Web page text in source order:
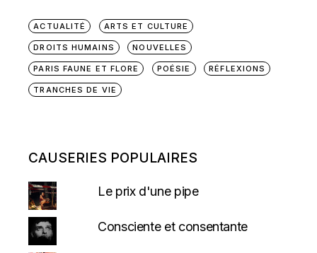
ACTUALITÉ ARTS ET CULTURE
DROITS HUMAINS NOUVELLES
PARIS FAUNE ET FLORE POÉSIE RÉFLEXIONS
TRANCHES DE VIE
CAUSERIES POPULAIRES
Le prix d'une pipe
Consciente et consentante